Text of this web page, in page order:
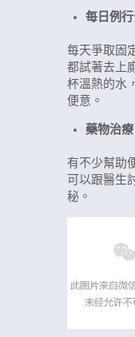
每日例
每天爭取固
都試著去上
杯溫熱的水
便意。
藥物治療
有不少幫助
可以跟醫生
秘。